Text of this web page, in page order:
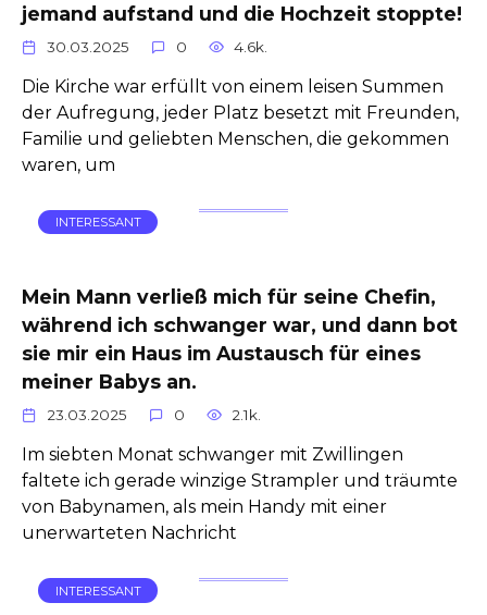
jemand aufstand und die Hochzeit stoppte!
30.03.2025 0 4.6k.
Die Kirche war erfüllt von einem leisen Summen
der Aufregung, jeder Platz besetzt mit Freunden,
Familie und geliebten Menschen, die gekommen
waren, um
INTERESSANT
Mein Mann verließ mich für seine Chefin,
während ich schwanger war, und dann bot
sie mir ein Haus im Austausch für eines
meiner Babys an.
23.03.2025 0 2.1k.
Im siebten Monat schwanger mit Zwillingen
faltete ich gerade winzige Strampler und träumte
von Babynamen, als mein Handy mit einer
unerwarteten Nachricht
INTERESSANT